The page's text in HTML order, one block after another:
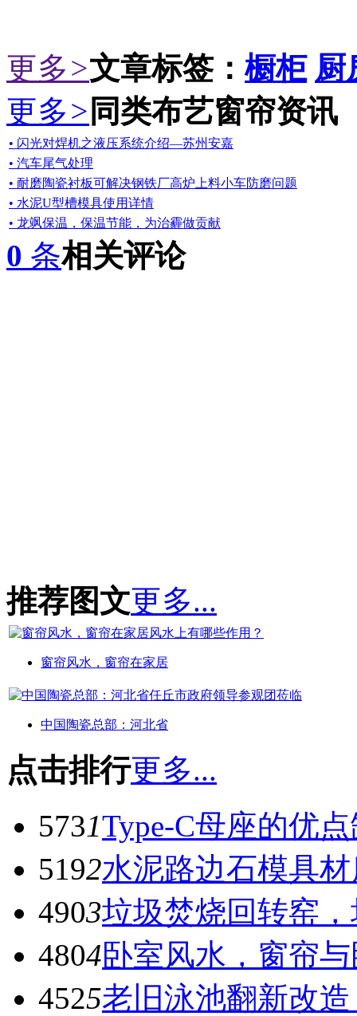
更多>文章标签： 橱柜 厨
更多> 同类布艺窗帘资讯
• 闪光对焊机之液压系统介绍—苏州安嘉
• 汽车尾气处理
• 耐磨陶瓷衬板可解决钢铁厂高炉上料小车防磨问题
• 水泥U型槽模具使用详情
• 龙飒保温，保温节能，为治霾做贡献
0 条相关评论
推荐图文更多...
窗帘风水，窗帘在家居
中国陶瓷总部：河北省
点击排行更多...
5731Type-C母座的优
5192水泥路边石模具
4903垃圾焚烧回转窑
4804卧室风水，窗帘
4525老旧泳池翻新改